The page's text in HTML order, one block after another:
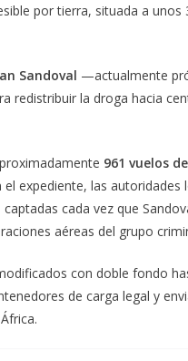
por tierra, situada a unos
Sandoval —actualmente
redistribuir la droga hacia
961 vuelos
el expediente, las
cada vez que
aéreas del grupo
con doble fondo
de carga legal y